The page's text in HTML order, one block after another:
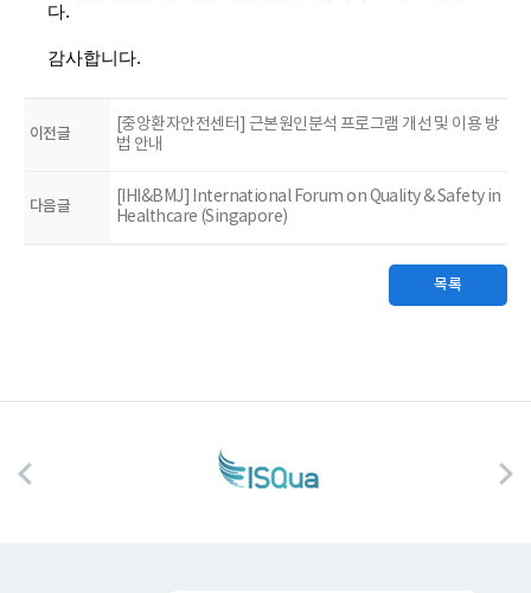
다.
감사합니다.
이전글
[중앙환자안전센터] 근본원인분석 프로그램 개선 및 이용 방
법 안내
다음글
[IHI&BMJ] International Forum on Quality & Safety in
Healthcare (Singapore)
목록